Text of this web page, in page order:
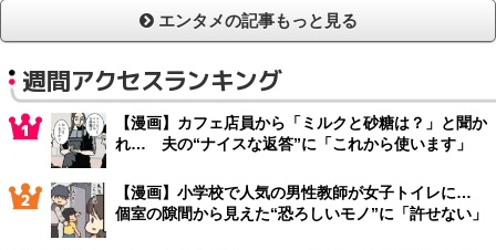
エンタメの記事もっと見る
週間アクセスランキング
【漫画】カフェ店員から「ミルクと砂糖は？」と聞か
れ… 夫の“ナイスな返答”に「これから使います」
【漫画】小学校で人気の男性教師が女子トイレに…
個室の隙間から見えた“恐ろしいモノ”に「許せない」